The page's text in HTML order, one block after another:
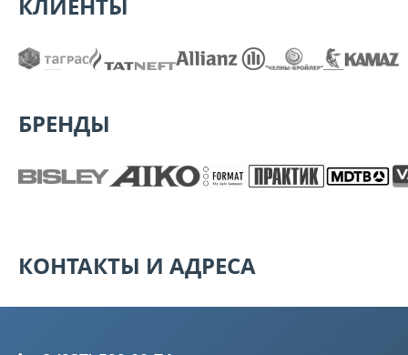
БРЕНДЫ
КОНТАКТЫ И АДРЕСА